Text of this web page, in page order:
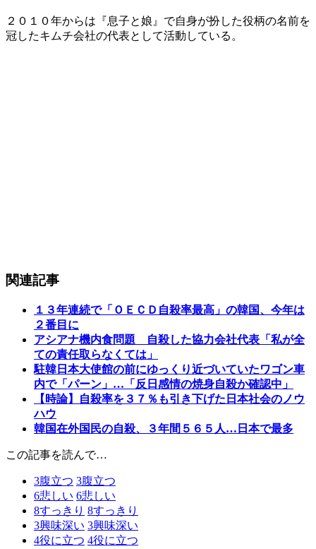
２０１０年からは『息子と娘』で自身が扮した役柄の名前を
冠したキムチ会社の代表として活動している。
関連記事
１３年連続で「ＯＥＣＤ自殺率最高」の韓国、今年は
２番目に
アシアナ機内食問題 自殺した協力会社代表「私が全
ての責任取らなくては」
駐韓日本大使館の前にゆっくり近づいていたワゴン車
内で「パーン」…「反日感情の焼身自殺か確認中」
【時論】自殺率を３７％も引き下げた日本社会のノウ
ハウ
韓国在外国民の自殺、３年間５６５人…日本で最多
この記事を読んで…
3腹立つ 3腹立つ
6悲しい 6悲しい
8すっきり 8すっきり
3興味深い 3興味深い
4役に立つ 4役に立つ